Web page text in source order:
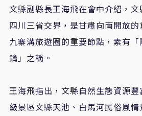
文縣副縣長王海飛在會中介紹，文
四川三省交界，是甘肅向南開放
九寨溝旅遊圈的重要節點，素有
鑰」之稱。
王海飛指出，文縣自然生態資源
級景區文縣天池、白馬河民俗風